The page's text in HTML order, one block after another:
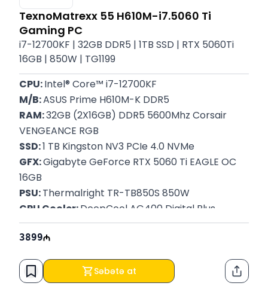
TexnoMatrexx 55 H610M-i7.5060 Ti
Gaming PC
i7-12700KF | 32GB DDR5 | 1TB SSD | RTX 5060Ti
16GB | 850W | TG1199
CPU: Intel® Core™ i7-12700KF
M/B: ASUS Prime H610M-K DDR5
RAM: 32GB (2X16GB) DDR5 5600Mhz Corsair
VENGEANCE RGB
SSD: 1 TB Kingston NV3 PCIe 4.0 NVMe
GFX: Gigabyte GeForce RTX 5060 Ti EAGLE OC
16GB
PSU: Thermalright TR-TB850S 850W
CPU Cooler: DeepCool AG400 Digital Plus
Case:DeepCool MATREXX 55 MESH V4
Zəmanət:
3899
Səbətə at